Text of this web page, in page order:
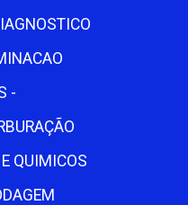
-
QUIMICOS